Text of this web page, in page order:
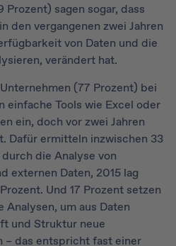
Prozent) sagen sogar, dass
den vergangenen zwei Jahren
von Daten und die
verändert hat.
(77 Prozent) bei
einfache Tools wie Excel oder
ein, doch vor zwei Jahren
Dafür ermitteln inzwischen 33
die Analyse von
externen Daten, 2015 lag
Und 17 Prozent setzen
um aus Daten
und Struktur neue
– das entspricht fast einer